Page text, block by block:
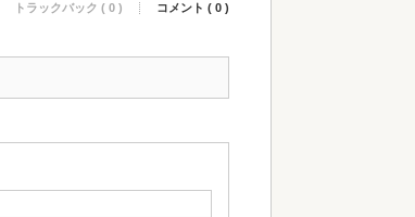
トラックバック ( 0 ) コメント ( 0 )